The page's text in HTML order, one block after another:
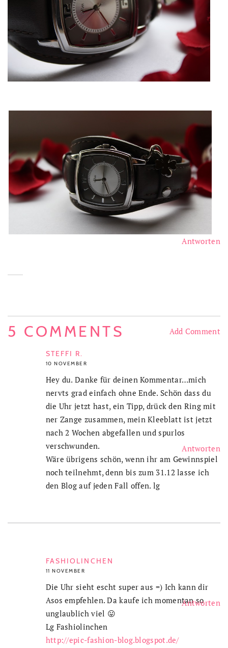
5 COMMENTS Add Comment
STEFFI R.
10 NOVEMBER
Antworten
Hey du. Danke für deinen Kommentar…mich
nervts grad einfach ohne Ende. Schön dass du
die Uhr jetzt hast, ein Tipp, drück den Ring mit
ner Zange zusammen, mein Kleeblatt ist jetzt
nach 2 Wochen abgefallen und spurlos
verschwunden.
Wäre übrigens schön, wenn ihr am Gewinnspiel
noch teilnehmt, denn bis zum 31.12 lasse ich
den Blog auf jeden Fall offen. lg
FASHIOLINCHEN
11 NOVEMBER
Antworten
Die Uhr sieht escht super aus =) Ich kann dir
Asos empfehlen. Da kaufe ich momentan so
unglaublich viel 😛
Lg Fashiolinchen
http://epic-fashion-blog.blogspot.de/
Antworten